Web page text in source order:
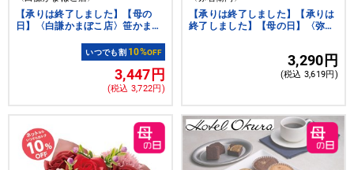
【承りは終了しました】【母の
日】〈白謙かまぼこ店〉笹かまぼ
いつでも割 10%OFF
3,447円
(税込 3,722円)
【承りは終了しました】【承りは
終了しました】【母の日】〈弥右
3,290円
(税込 3,619円)